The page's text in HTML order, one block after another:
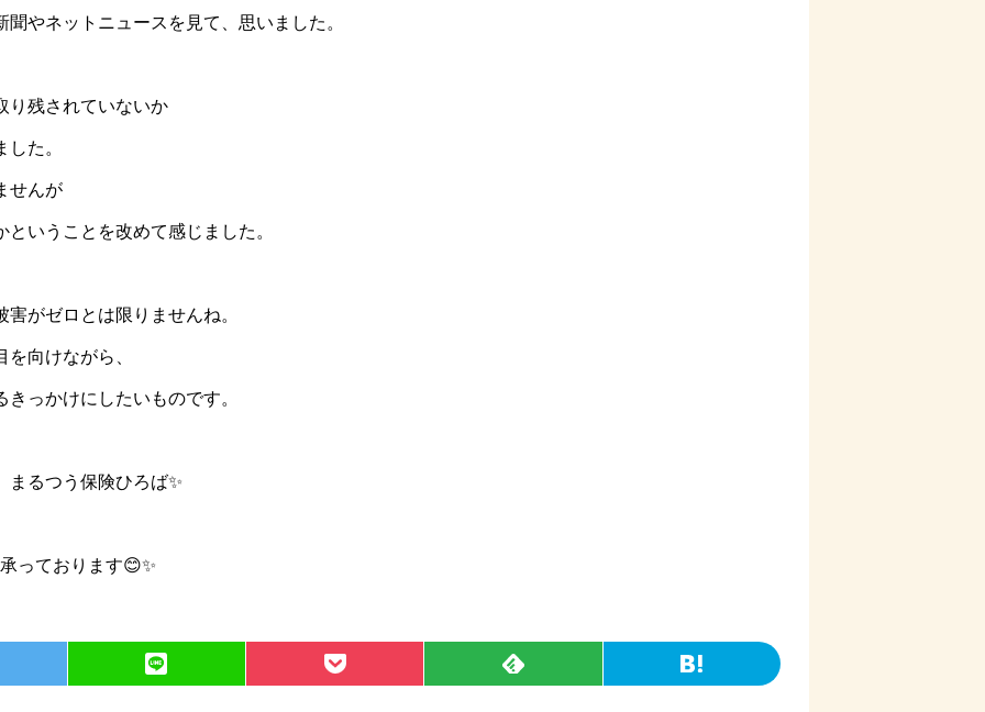
やネットニュースを見て、思いました。
り残されていないか
た。
せんが
いうことを改めて感じました。
がゼロとは限りませんね。
向けながら、
っかけにしたいものです。
るつう保険ひろば✨
っております😊✨